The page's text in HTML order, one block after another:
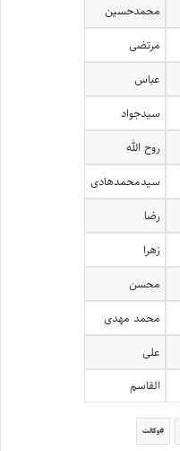
محمدحسین
مرتضی
عباس
سیدجواد
روح الله
سید‌محمدهادی
رضا
زهرا
محسن
محمد مهدی
على
القاسم
وکالت